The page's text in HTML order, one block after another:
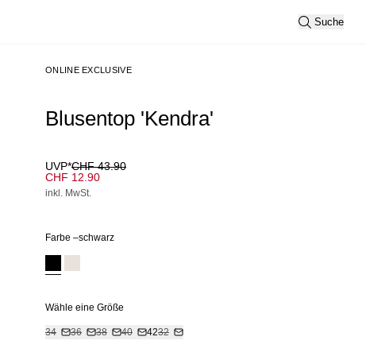
Suche
ONLINE EXCLUSIVE
Blusentop 'Kendra'
UVP*CHF 43.90
CHF 12.90
inkl. MwSt.
Farbe –schwarz
Wähle eine Größe
34 36 38 40 4232